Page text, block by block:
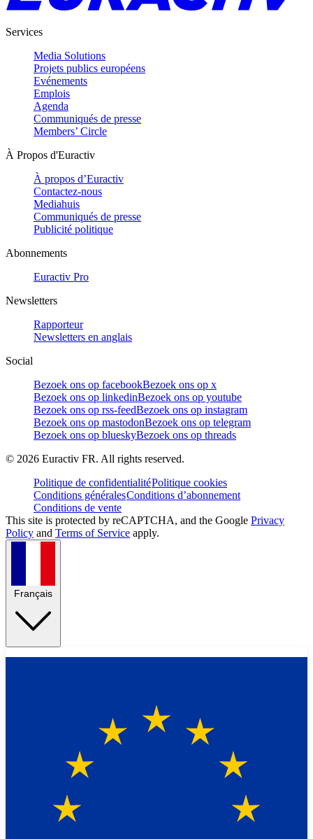
Services
Media Solutions
Projets publics européens
Evénements
Emplois
Agenda
Communiqués de presse
Members’ Circle
À Propos d'Euractiv
À propos d’Euractiv
Contactez-nous
Mediahuis
Communiqués de presse
Publicité politique
Abonnements
Euractiv Pro
Newsletters
Rapporteur
Newsletters en anglais
Social
Bezoek ons op facebookBezoek ons op x
Bezoek ons op linkedinBezoek ons op youtube
Bezoek ons op rss-feedBezoek ons op instagram
Bezoek ons op mastodonBezoek ons op telegram
Bezoek ons op blueskyBezoek ons op threads
© 2026 Euractiv FR. All rights reserved.
Politique de confidentialitéPolitique cookies
Conditions généralesConditions d’abonnement
Conditions de vente
This site is protected by reCAPTCHA, and the Google Privacy
Policy and Terms of Service apply.
Français